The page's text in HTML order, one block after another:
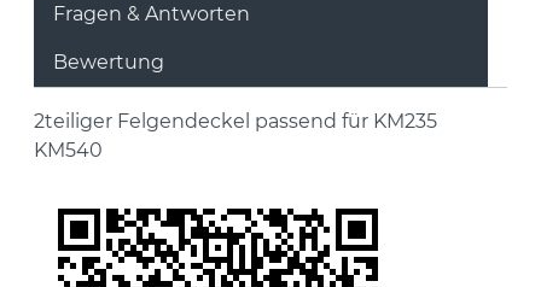
Fragen & Antworten
Bewertung
2teiliger Felgendeckel passend für KM235
KM540